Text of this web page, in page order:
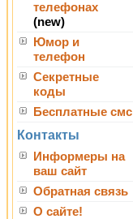
телефонах
(new)
Юмор и
телефон
Секретные
коды
Бесплатные смс
Контакты
Информеры на
ваш сайт
Обратная связь
О сайте!